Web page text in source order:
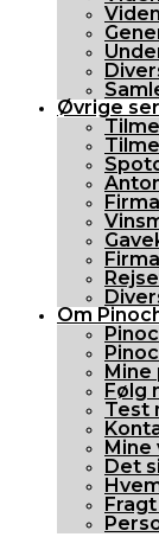
Øvrige
Om
Følg
Test
Det